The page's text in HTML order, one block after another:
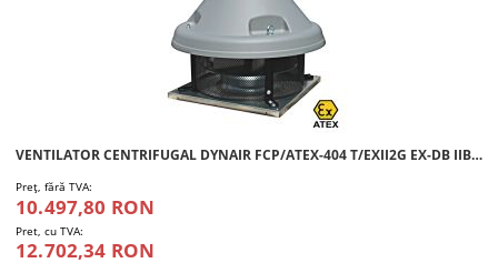
VENTILATOR CENTRIFUGAL DYNAIR FCP/ATEX-404 T/EXII2G EX-DB IIBT4 GB
Preţ, fără TVA:
10.497,80 RON
Pret, cu TVA:
12.702,34 RON